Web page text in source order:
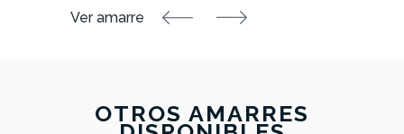
OTROS AMARRES